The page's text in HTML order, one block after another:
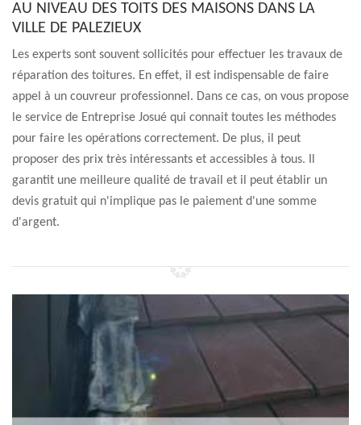
AU NIVEAU DES TOITS DES MAISONS DANS LA
VILLE DE PALEZIEUX
Les experts sont souvent sollicités pour effectuer les travaux de
réparation des toitures. En effet, il est indispensable de faire
appel à un couvreur professionnel. Dans ce cas, on vous propose
le service de Entreprise Josué qui connait toutes les méthodes
pour faire les opérations correctement. De plus, il peut
proposer des prix très intéressants et accessibles à tous. Il
garantit une meilleure qualité de travail et il peut établir un
devis gratuit qui n'implique pas le paiement d'une somme
d'argent.